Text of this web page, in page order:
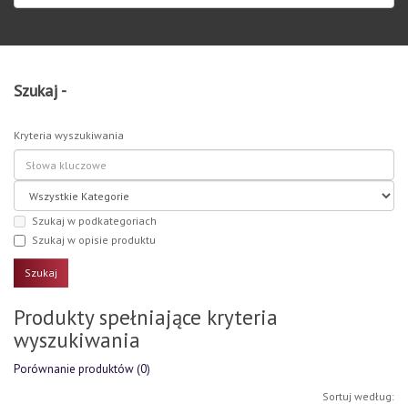
Szukaj -
Kryteria wyszukiwania
Szukaj w podkategoriach
Szukaj w opisie produktu
Produkty spełniające kryteria
wyszukiwania
Porównanie produktów (0)
Sortuj według: